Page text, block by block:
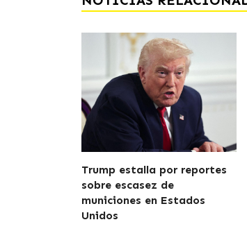
Trump estalla por reportes
sobre escasez de
municiones en Estados
Unidos